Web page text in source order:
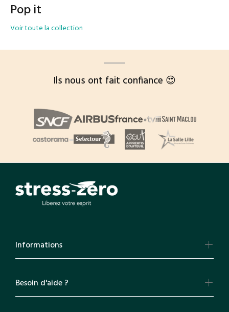
Pop it
Voir toute la collection
Ils nous ont fait confiance 😍
Informations
Besoin d'aide ?